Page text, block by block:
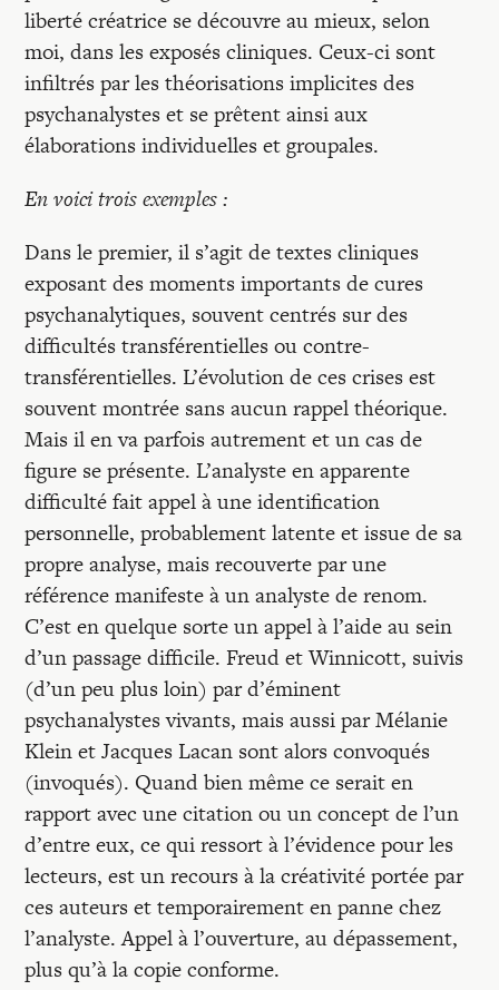
liberté créatrice se découvre au mieux, selon
moi, dans les exposés cliniques. Ceux-ci sont
infiltrés par les théorisations implicites des
psychanalystes et se prêtent ainsi aux
élaborations individuelles et groupales.
En voici trois exemples :
Dans le premier, il s’agit de textes cliniques
exposant des moments importants de cures
psychanalytiques, souvent centrés sur des
difficultés transférentielles ou contre-
transférentielles. L’évolution de ces crises est
souvent montrée sans aucun rappel théorique.
Mais il en va parfois autrement et un cas de
figure se présente. L’analyste en apparente
difficulté fait appel à une identification
personnelle, probablement latente et issue de sa
propre analyse, mais recouverte par une
référence manifeste à un analyste de renom.
C’est en quelque sorte un appel à l’aide au sein
d’un passage difficile. Freud et Winnicott, suivis
(d’un peu plus loin) par d’éminent
psychanalystes vivants, mais aussi par Mélanie
Klein et Jacques Lacan sont alors convoqués
(invoqués). Quand bien même ce serait en
rapport avec une citation ou un concept de l’un
d’entre eux, ce qui ressort à l’évidence pour les
lecteurs, est un recours à la créativité portée par
ces auteurs et temporairement en panne chez
l’analyste. Appel à l’ouverture, au dépassement,
plus qu’à la copie conforme.